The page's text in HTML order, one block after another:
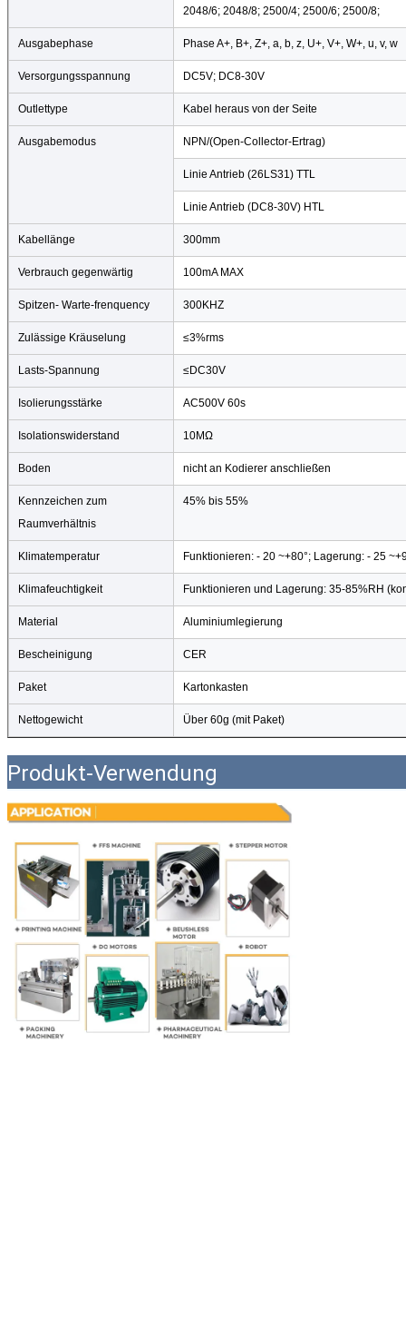
2048/6; 2048/8; 2500/4; 2500/6; 2500/8;
Ausgabephase Phase A+, B+, Z+, a, b, z, U+, V+, W+, u, v, w
Versorgungsspannung DC5V; DC8-30V
Outlettype Kabel heraus von der Seite
Ausgabemodus NPN/(Open-Collector-Ertrag)
Linie Antrieb (26LS31) TTL
Linie Antrieb (DC8-30V) HTL
Kabellänge 300mm
Verbrauch gegenwärtig 100mA MAX
Spitzen- Warte-frenquency 300KHZ
Zulässige Kräuselung ≤3%rms
Lasts-Spannung ≤DC30V
Isolierungsstärke AC500V 60s
Isolationswiderstand 10MΩ
Boden nicht an Kodierer anschließen
Kennzeichen zum
Raumverhältnis
45% bis 55%
Klimatemperatur Funktionieren: - 20 ~+80°; Lagerung: - 25
Klimafeuchtigkeit Funktionieren und Lagerung: 35-85%RH
Material Aluminiumlegierung
Bescheinigung CER
Paket Kartonkasten
Nettogewicht Über 60g (mit Paket)
Produkt-Verwendung